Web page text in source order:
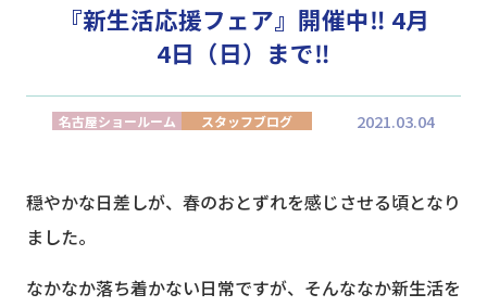
『新生活応援フェア』開催中‼ 4月
4日（日）まで‼
名古屋ショールーム スタッフブログ 2021.03.04
穏やかな日差しが、春のおとずれを感じさせる頃となり
ました。
なかなか落ち着かない日常ですが、そんななか新生活を